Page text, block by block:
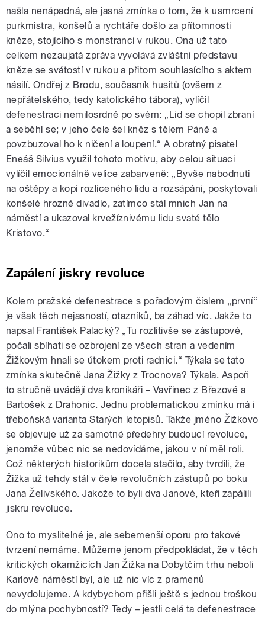
našla nenápadná, ale jasná zmínka o tom, že k usmrcení
purkmistra, konšelů a rychtáře došlo za přítomnosti
kněze, stojícího s monstrancí v rukou. Ona už tato
celkem nezaujatá zpráva vyvolává zvláštní představu
kněze se svátostí v rukou a přitom souhlasícího s aktem
násilí. Ondřej z Brodu, současník husitů (ovšem z
nepřátelského, tedy katolického tábora), vylíčil
defenestraci nemilosrdně po svém: „Lid se chopil zbraní
a seběhl se; v jeho čele šel kněz s tělem Páně a
povzbuzoval ho k ničení a loupení.“ A obratný pisatel
Eneáš Silvius využil tohoto motivu, aby celou situaci
vylíčil emocionálně velice zabarveně: „Byvše nabodnuti
na oštěpy a kopí rozlíceného lidu a rozsápáni, poskytovali
konšelé hrozné divadlo, zatímco stál mnich Jan na
náměstí a ukazoval krvežíznivému lidu svaté tělo
Kristovo.“
Zapálení jiskry revoluce
Kolem pražské defenestrace s pořadovým číslem „první“
je však těch nejasností, otazníků, ba záhad víc. Jakže to
napsal František Palacký? „Tu rozlítivše se zástupové,
počali sbíhati se ozbrojení ze všech stran a vedením
Žižkovým hnali se útokem proti radnici.“ Týkala se tato
zmínka skutečně Jana Žižky z Trocnova? Týkala. Aspoň
to stručně uvádějí dva kronikáři – Vavřinec z Březové a
Bartošek z Drahonic. Jednu problematickou zmínku má i
třeboňská varianta Starých letopisů. Takže jméno Žižkovo
se objevuje už za samotné předehry budoucí revoluce,
jenomže vůbec nic se nedovídáme, jakou v ní měl roli.
Což některých historikům docela stačilo, aby tvrdili, že
Žižka už tehdy stál v čele revolučních zástupů po boku
Jana Želivského. Jakože to byli dva Janové, kteří zapálili
jiskru revoluce.
Ono to myslitelné je, ale sebemenší oporu pro takové
tvrzení nemáme. Můžeme jenom předpokládat, že v těch
kritických okamžicích Jan Žižka na Dobytčím trhu neboli
Karlově náměstí byl, ale už nic víc z pramenů
nevydolujeme. A kdybychom přišli ještě s jednou troškou
do mlýna pochybností? Tedy – jestli celá ta defenestrace